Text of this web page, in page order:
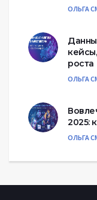
ОЛЬГА
роста
ОЛЬГА
2025:
ОЛЬГА